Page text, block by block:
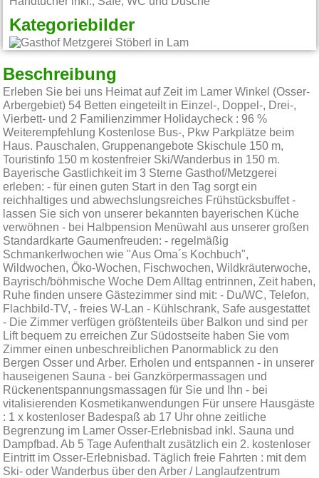
Kategoriebilder
Beschreibung
Erleben Sie bei uns Heimat auf Zeit im Lamer Winkel (Osser-
Arbergebiet) 54 Betten eingeteilt in Einzel-, Doppel-, Drei-,
Vierbett- und 2 Familienzimmer Holidaycheck : 96 %
Weiterempfehlung Kostenlose Bus-, Pkw Parkplätze beim
Haus. Pauschalen, Gruppenangebote Skischule 150 m,
Touristinfo 150 m kostenfreier Ski/Wanderbus in 150 m.
Bayerische Gastlichkeit im 3 Sterne Gasthof/Metzgerei
erleben: - für einen guten Start in den Tag sorgt ein
reichhaltiges und abwechslungsreiches Frühstücksbuffet -
lassen Sie sich von unserer bekannten bayerischen Küche
verwöhnen - bei Halbpension Menüwahl aus unserer großen
Standardkarte Gaumenfreuden: - regelmäßig
Schmankerlwochen wie "Aus Oma´s Kochbuch",
Wildwochen, Öko-Wochen, Fischwochen, Wildkräuterwoche,
Bayrisch/böhmische Woche Dem Alltag entrinnen, Zeit haben,
Ruhe finden unsere Gästezimmer sind mit: - Du/WC, Telefon,
Flachbild-TV, - freies W-Lan - Kühlschrank, Safe ausgestattet
- Die Zimmer verfügen größtenteils über Balkon und sind per
Lift bequem zu erreichen Zur Südostseite haben Sie vom
Zimmer einen unbeschreiblichen Panormablick zu den
Bergen Osser und Arber. Erholen und entspannen - in unserer
hauseigenen Sauna - bei Ganzkörpermassagen und
Rückenentspannungsmassagen für Sie und Ihn - bei
vitalisierenden Kosmetikanwendungen Für unsere Hausgäste
: 1 x kostenloser Badespaß ab 17 Uhr ohne zeitliche
Begrenzung im Lamer Osser-Erlebnisbad inkl. Sauna und
Dampfbad. Ab 5 Tage Aufenthalt zusätzlich ein 2. kostenloser
Eintritt im Osser-Erlebnisbad. Täglich freie Fahrten : mit dem
Ski- oder Wanderbus über den Arber / Langlaufzentrum